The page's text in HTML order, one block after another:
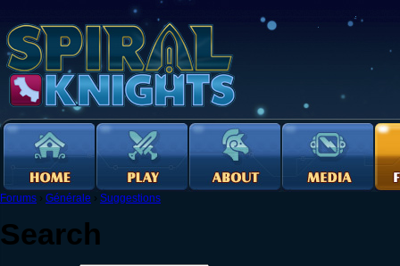
Forums › Générale › Suggestions
Search